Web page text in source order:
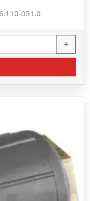
6.110-051.0
+